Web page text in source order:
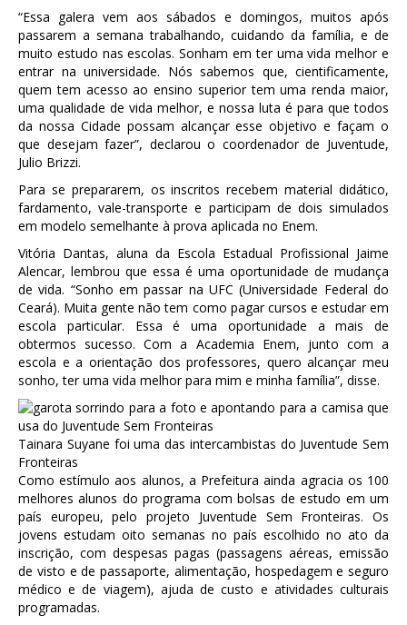
“Essa galera vem aos sábados e domingos, muitos após
passarem a semana trabalhando, cuidando da família, e de
muito estudo nas escolas. Sonham em ter uma vida melhor e
entrar na universidade. Nós sabemos que, cientificamente,
quem tem acesso ao ensino superior tem uma renda maior,
uma qualidade de vida melhor, e nossa luta é para que todos
da nossa Cidade possam alcançar esse objetivo e façam o
que desejam fazer”, declarou o coordenador de Juventude,
Julio Brizzi.
Para se prepararem, os inscritos recebem material didático,
fardamento, vale-transporte e participam de dois simulados
em modelo semelhante à prova aplicada no Enem.
Vitória Dantas, aluna da Escola Estadual Profissional Jaime
Alencar, lembrou que essa é uma oportunidade de mudança
de vida. “Sonho em passar na UFC (Universidade Federal do
Ceará). Muita gente não tem como pagar cursos e estudar em
escola particular. Essa é uma oportunidade a mais de
obtermos sucesso. Com a Academia Enem, junto com a
escola e a orientação dos professores, quero alcançar meu
sonho, ter uma vida melhor para mim e minha família”, disse.
Tainara Suyane foi uma das intercambistas do Juventude Sem
Fronteiras
Como estímulo aos alunos, a Prefeitura ainda agracia os 100
melhores alunos do programa com bolsas de estudo em um
país europeu, pelo projeto Juventude Sem Fronteiras. Os
jovens estudam oito semanas no país escolhido no ato da
inscrição, com despesas pagas (passagens aéreas, emissão
de visto e de passaporte, alimentação, hospedagem e seguro
médico e de viagem), ajuda de custo e atividades culturais
programadas.